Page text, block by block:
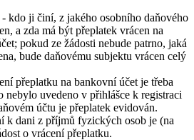
kdo ji činí, z jakého osobního daňového
a zda má být přeplatek vrácen na
pokud ze žádosti nebude patrno, jaká
bude daňovému subjektu vrácen celý
přeplatku na bankovní účet je třeba
nebylo uvedeno v přihlášce k registraci
účtu je přeplatek evidován.
k dani z příjmů fyzických osob je (na
o vrácení přeplatku.